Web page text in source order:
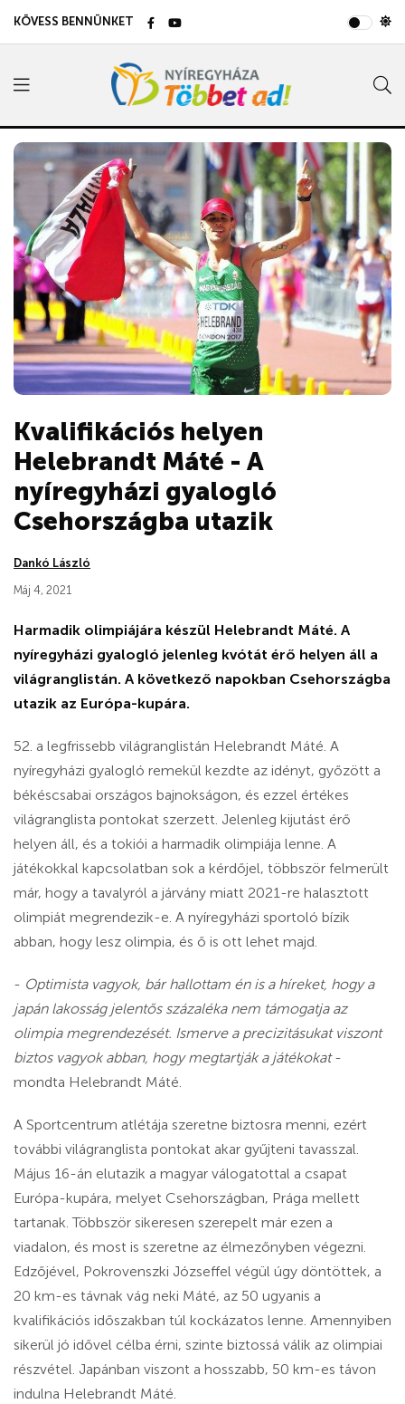
KÖVESS BENNÜNKET
Kvalifikációs helyen
Helebrandt Máté - A
nyíregyházi gyalogló
Csehországba utazik
Dankó László
Máj 4, 2021
Harmadik olimpiájára készül Helebrandt Máté. A
nyíregyházi gyalogló jelenleg kvótát érő helyen áll a
világranglistán. A következő napokban Csehországba
utazik az Európa-kupára.
52. a legfrissebb világranglistán Helebrandt Máté. A
nyíregyházi gyalogló remekül kezdte az idényt, győzött a
békéscsabai országos bajnokságon, és ezzel értékes
világranglista pontokat szerzett. Jelenleg kijutást érő
helyen áll, és a tokiói a harmadik olimpiája lenne. A
játékokkal kapcsolatban sok a kérdőjel, többször felmerült
már, hogy a tavalyról a járvány miatt 2021-re halasztott
olimpiát megrendezik-e. A nyíregyházi sportoló bízik
abban, hogy lesz olimpia, és ő is ott lehet majd.
- Optimista vagyok, bár hallottam én is a híreket, hogy a
japán lakosság jelentős százaléka nem támogatja az
olimpia megrendezését. Ismerve a precizitásukat viszont
biztos vagyok abban, hogy megtartják a játékokat-
mondta Helebrandt Máté.
A Sportcentrum atlétája szeretne biztosra menni, ezért
további világranglista pontokat akar gyűjteni tavasszal.
Május 16-án elutazik a magyar válogatottal a csapat
Európa-kupára, melyet Csehországban, Prága mellett
tartanak. Többször sikeresen szerepelt már ezen a
viadalon, és most is szeretne az élmezőnyben végezni.
Edzőjével, Pokrovenszki Józseffel végül úgy döntöttek, a
20 km-es távnak vág neki Máté, az 50 ugyanis a
kvalifikációs időszakban túl kockázatos lenne. Amennyiben
sikerül jó idővel célba érni, szinte biztossá válik az olimpiai
részvétel. Japánban viszont a hosszabb, 50 km-es távon
indulna Helebrandt Máté.